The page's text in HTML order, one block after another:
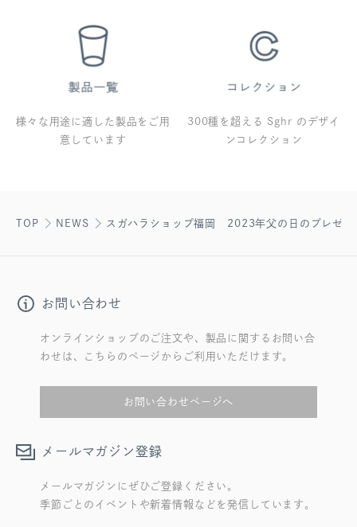
様々な用途に適した製品をご用
意しています
300種を超える Sghr のデザイ
ンコレクション
TOP NEWS スガハラショップ福岡 2023年父の日のプレゼン
お問い合わせ
オンラインショップのご注文や、製品に関するお問い合
わせは、こちらのページからご利用いただけます。
お問い合わせページへ
メールマガジン登録
メールマガジンにぜひご登録ください。
季節ごとのイベントや新着情報などを発信しています。